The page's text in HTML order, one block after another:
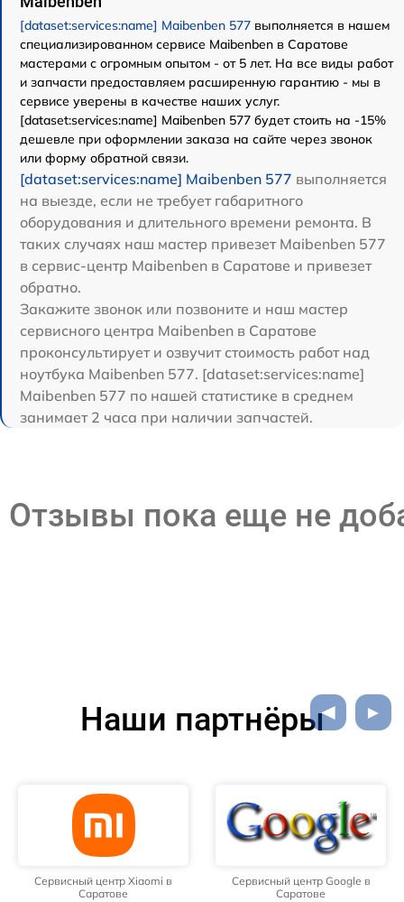
[dataset:services:name] Maibenben 577 выполняется в нашем
специализированном сервисе Maibenben в Саратове
мастерами с огромным опытом - от 5 лет. На все виды работ
и запчасти предоставляем расширенную гарантию - мы в
сервисе уверены в качестве наших услуг.
[dataset:services:name] Maibenben 577 будет стоить на -15%
дешевле при оформлении заказа на сайте через звонок
или форму обратной связи.
[dataset:services:name] Maibenben 577 выполняется
на выезде, если не требует габаритного
оборудования и длительного времени ремонта. В
таких случаях наш мастер привезет Maibenben 577
в сервис-центр Maibenben в Саратове и привезет
обратно.
Закажите звонок или позвоните и наш мастер
сервисного центра Maibenben в Саратове
проконсультирует и озвучит стоимость работ над
ноутбука Maibenben 577. [dataset:services:name]
Maibenben 577 по нашей статистике в среднем
занимает 2 часа при наличии запчастей.
Отзывы пока еще не
Наши партнёры
Сервисный центр Xiaomi в
Саратове
Сервисный центр Google в
Саратове